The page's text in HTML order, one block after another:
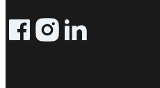
Follow me on Facebook
Follow me on X